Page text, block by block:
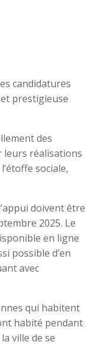
candidatures
prestigieuse
des
leurs réalisations
sociale,
doivent être
2025. Le
en ligne
possible d’en
avec
qui habitent
habité pendant
ville de se